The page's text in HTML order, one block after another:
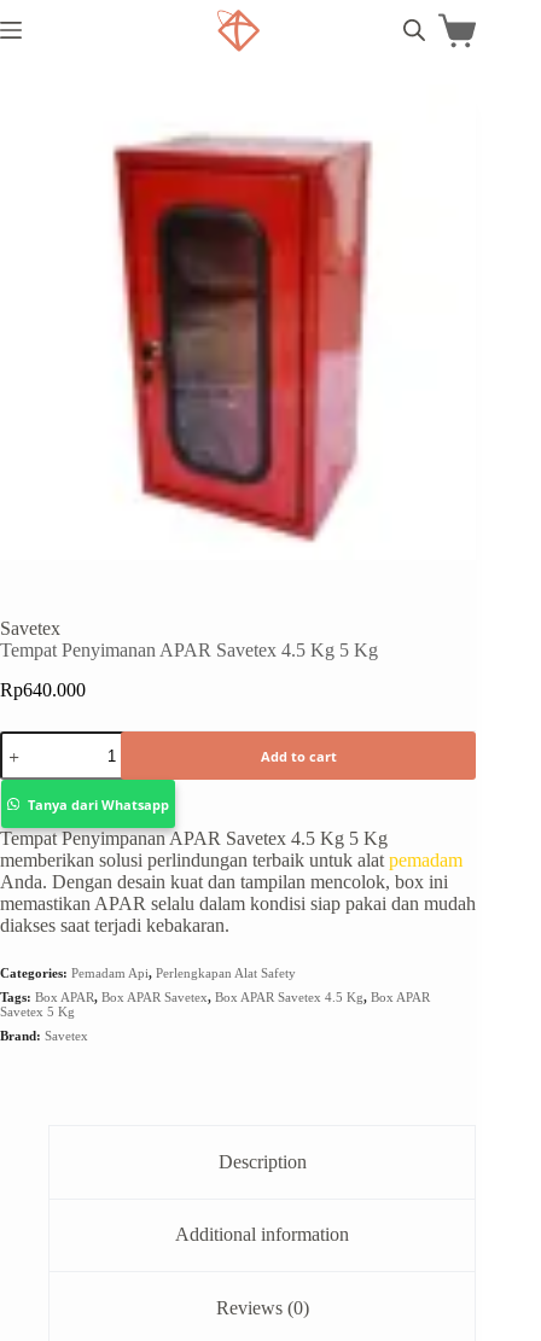
Savetex
Tempat Penyimanan APAR Savetex 4.5 Kg 5 Kg
Rp640.000
Add to cart
Tanya dari Whatsapp
Tempat Penyimpanan APAR Savetex 4.5 Kg 5 Kg
memberikan solusi perlindungan terbaik untuk alat pemadam
Anda. Dengan desain kuat dan tampilan mencolok, box ini
memastikan APAR selalu dalam kondisi siap pakai dan mudah
diakses saat terjadi kebakaran.
Categories: Pemadam Api, Perlengkapan Alat Safety
Tags: Box APAR, Box APAR Savetex, Box APAR Savetex 4.5 Kg, Box APAR
Savetex 5 Kg
Brand: Savetex
Description
Additional information
Reviews (0)